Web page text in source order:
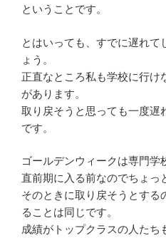
ということです。
とはいっても、すでに遅れて
ょう。
正直なところ私も学校に行け
があります。
取り戻そうと思っても一度遅
です。
ゴールデンウィークは専門学
直前期に入る前なのでちょっ
そのときに取り戻そうとする
ることは同じです。
成績がトップクラスの人たち